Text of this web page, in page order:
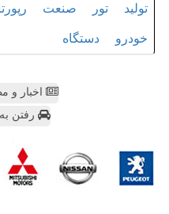
تولید تور صنعت
خودرو دستگاه
اخبار و
رفتن